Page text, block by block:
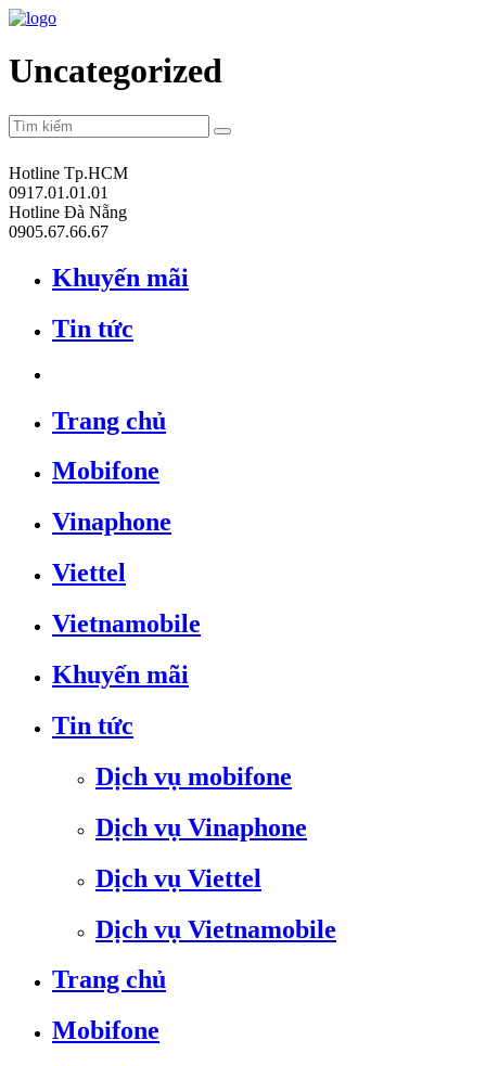
Uncategorized
Hotline Tp.HCM
0917.01.01.01
Hotline Đà Nẵng
0905.67.66.67
Khuyến mãi
Tin tức
Trang chủ
Mobifone
Vinaphone
Viettel
Vietnamobile
Khuyến mãi
Tin tức
Dịch vụ mobifone
Dịch vụ Vinaphone
Dịch vụ Viettel
Dịch vụ Vietnamobile
Trang chủ
Mobifone